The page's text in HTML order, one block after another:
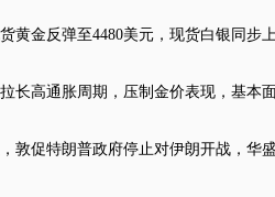
黄金反弹至4480美元， 现货白银 同步
高通胀周期，压制金价表现，基本
促特朗普政府停止对伊朗开战，华